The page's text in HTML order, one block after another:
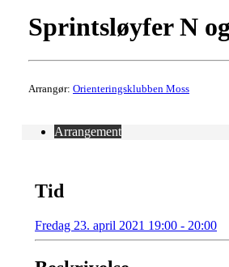
Sprintsløyfer N
Arrangør: Orienteringsklubben Moss
Arrangement
Tid
Fredag 23. april 2021 19:00 - 20:00